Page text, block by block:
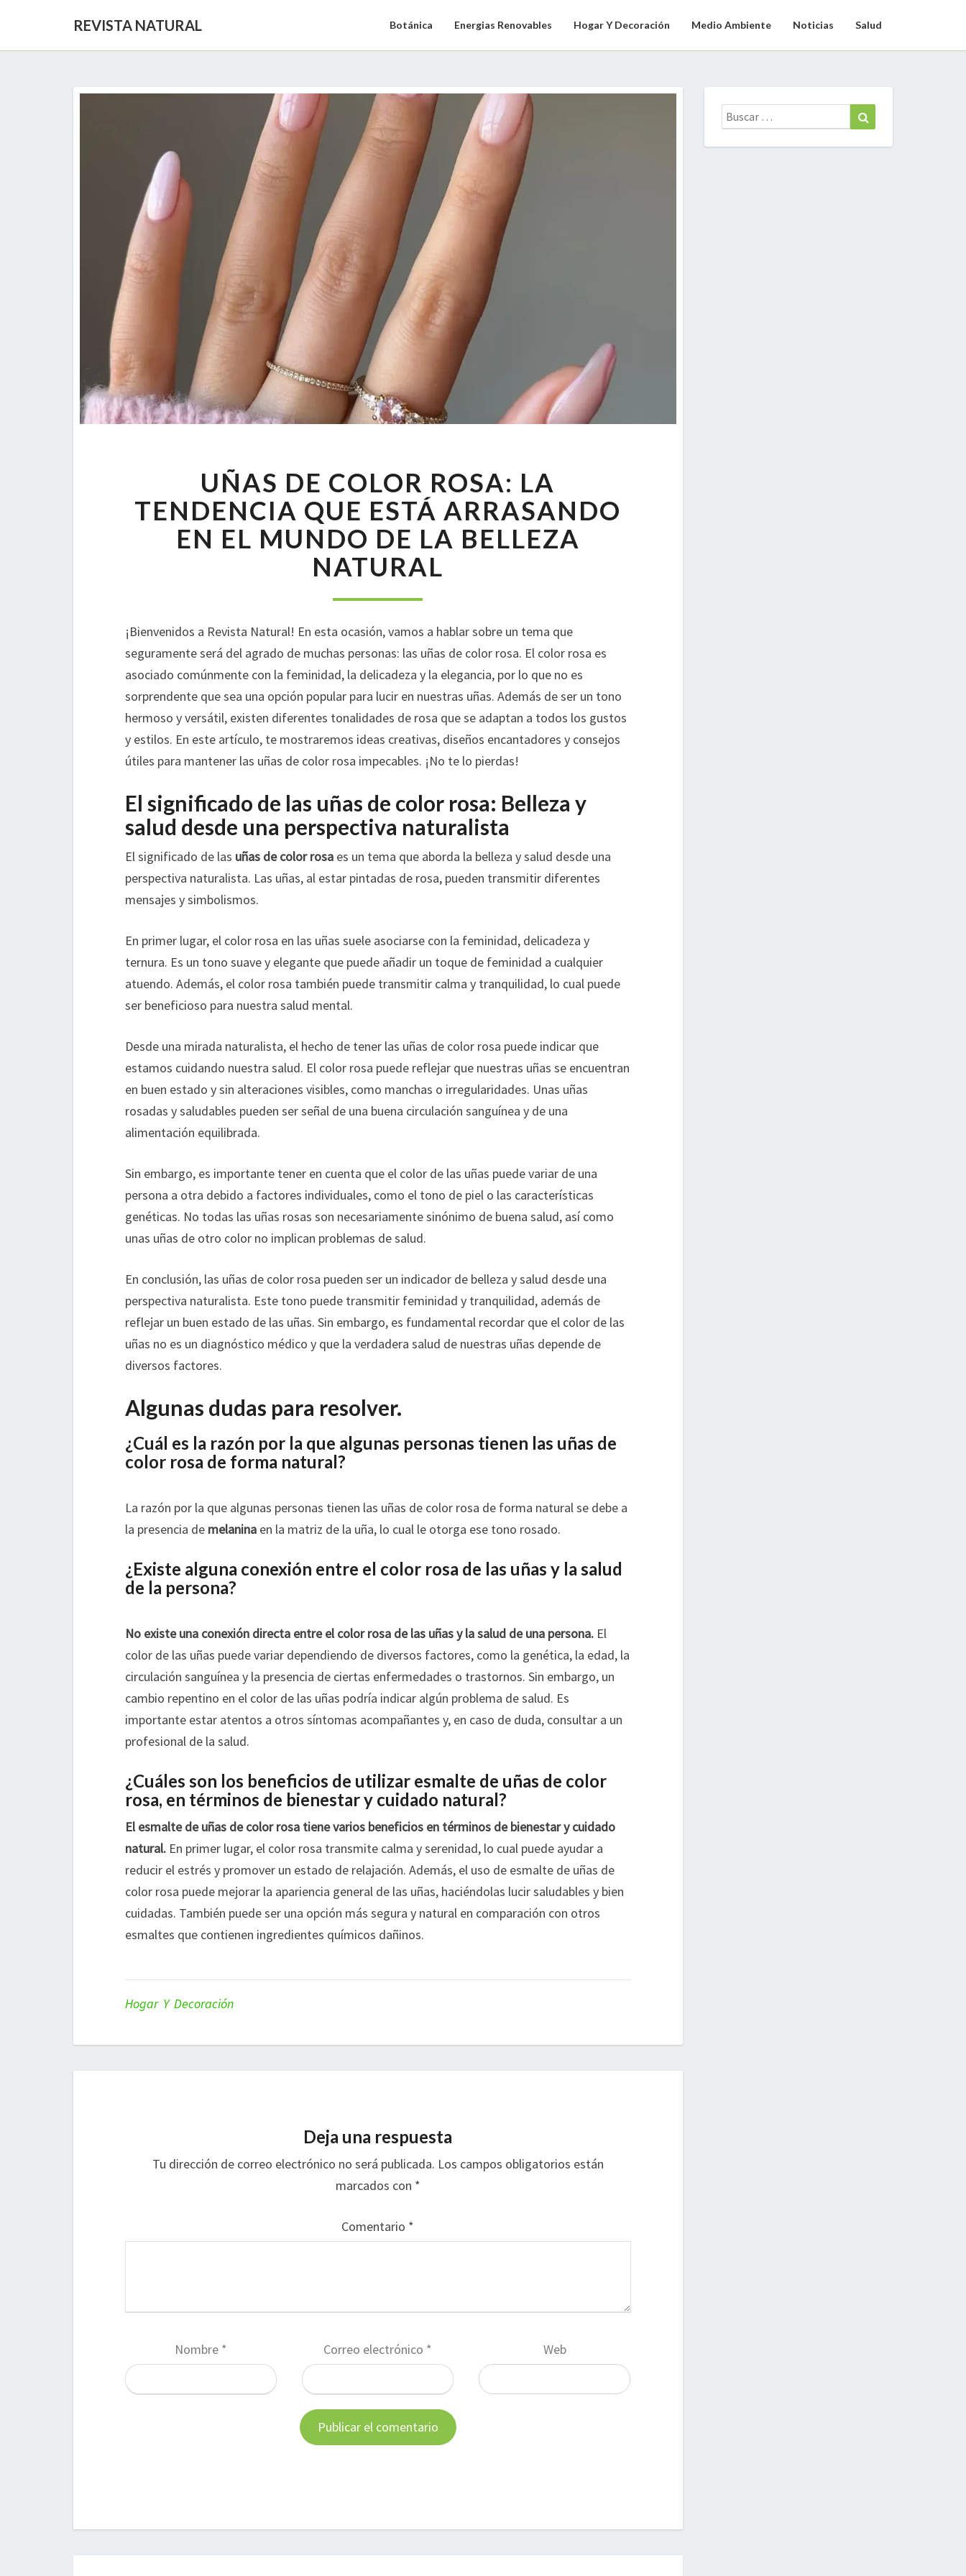
REVISTA NATURAL Botánica Energias Renovables Hogar Y Decoración Medio Ambiente Noticias Salud
DE
COLOR
ROSA:
LA
TENDENCIA
QUE
ARRASANDO
EL
MUNDO
DE
LA
BELLEZA
NATURAL
UÑAS DE COLOR ROSA: LA
TENDENCIA QUE ESTÁ ARRASANDO
EN EL MUNDO DE LA BELLEZA
NATURAL
¡Bienvenidos a Revista Natural! En esta ocasión, vamos a hablar sobre un tema que
seguramente será del agrado de muchas personas: las uñas de color rosa. El color rosa es
asociado comúnmente con la feminidad, la delicadeza y la elegancia, por lo que no es
sorprendente que sea una opción popular para lucir en nuestras uñas. Además de ser un tono
hermoso y versátil, existen diferentes tonalidades de rosa que se adaptan a todos los gustos
y estilos. En este artículo, te mostraremos ideas creativas, diseños encantadores y consejos
útiles para mantener las uñas de color rosa impecables. ¡No te lo pierdas!
El significado de las uñas de color rosa: Belleza y
salud desde una perspectiva naturalista
El significado de las uñas de color rosa es un tema que aborda la belleza y salud desde una
perspectiva naturalista. Las uñas, al estar pintadas de rosa, pueden transmitir diferentes
mensajes y simbolismos.
En primer lugar, el color rosa en las uñas suele asociarse con la feminidad, delicadeza y
ternura. Es un tono suave y elegante que puede añadir un toque de feminidad a cualquier
atuendo. Además, el color rosa también puede transmitir calma y tranquilidad, lo cual puede
ser beneficioso para nuestra salud mental.
Desde una mirada naturalista, el hecho de tener las uñas de color rosa puede indicar que
estamos cuidando nuestra salud. El color rosa puede reflejar que nuestras uñas se encuentran
en buen estado y sin alteraciones visibles, como manchas o irregularidades. Unas uñas
rosadas y saludables pueden ser señal de una buena circulación sanguínea y de una
alimentación equilibrada.
Sin embargo, es importante tener en cuenta que el color de las uñas puede variar de una
persona a otra debido a factores individuales, como el tono de piel o las características
genéticas. No todas las uñas rosas son necesariamente sinónimo de buena salud, así como
unas uñas de otro color no implican problemas de salud.
En conclusión, las uñas de color rosa pueden ser un indicador de belleza y salud desde una
perspectiva naturalista. Este tono puede transmitir feminidad y tranquilidad, además de
reflejar un buen estado de las uñas. Sin embargo, es fundamental recordar que el color de las
uñas no es un diagnóstico médico y que la verdadera salud de nuestras uñas depende de
diversos factores.
Algunas dudas para resolver.
¿Cuál es la razón por la que algunas personas tienen las uñas de
color rosa de forma natural?
La razón por la que algunas personas tienen las uñas de color rosa de forma natural se debe a
la presencia de melanina en la matriz de la uña, lo cual le otorga ese tono rosado.
¿Existe alguna conexión entre el color rosa de las uñas y la salud
de la persona?
No existe una conexión directa entre el color rosa de las uñas y la salud de una persona. El
color de las uñas puede variar dependiendo de diversos factores, como la genética, la edad, la
circulación sanguínea y la presencia de ciertas enfermedades o trastornos. Sin embargo, un
cambio repentino en el color de las uñas podría indicar algún problema de salud. Es
importante estar atentos a otros síntomas acompañantes y, en caso de duda, consultar a un
profesional de la salud.
¿Cuáles son los beneficios de utilizar esmalte de uñas de color
rosa, en términos de bienestar y cuidado natural?
El esmalte de uñas de color rosa tiene varios beneficios en términos de bienestar y cuidado
natural. En primer lugar, el color rosa transmite calma y serenidad, lo cual puede ayudar a
reducir el estrés y promover un estado de relajación. Además, el uso de esmalte de uñas de
color rosa puede mejorar la apariencia general de las uñas, haciéndolas lucir saludables y bien
cuidadas. También puede ser una opción más segura y natural en comparación con otros
esmaltes que contienen ingredientes químicos dañinos.
Hogar Y Decoración
Deja una respuesta
Tu dirección de correo electrónico no será publicada. Los campos obligatorios están
marcados con *
Comentario *
Nombre * Correo electrónico * Web
Buscar: